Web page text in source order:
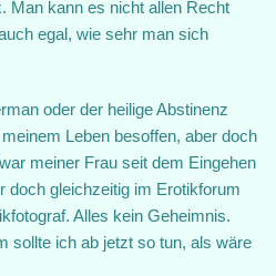
Man kann es nicht allen Recht
egal, wie sehr man sich
oder der heilige Abstinenz
Leben besoffen, aber doch
meiner Frau seit dem Eingehen
doch gleichzeitig im Erotikforum
Alles kein Geheimnis.
sollte ich ab jetzt so tun, als wäre